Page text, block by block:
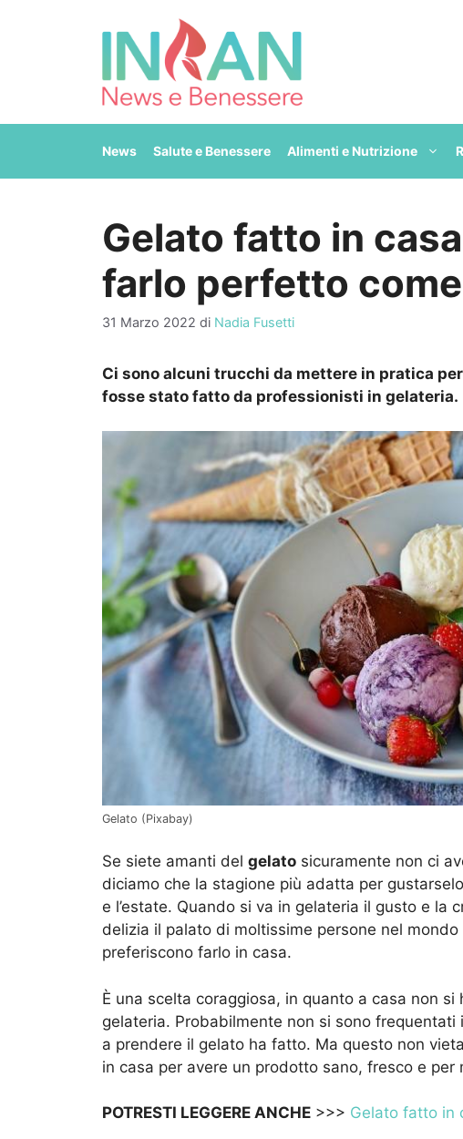
News Salute e Benessere Alimenti e Nutrizione
Gelato fatto in
farlo perfetto
31 Marzo 2022 di Nadia Fusetti
Ci sono alcuni trucchi da mettere in pratica
fosse stato fatto da professionisti in gelateria.
Gelato (Pixabay)
Se siete amanti del gelato sicuramente non ci
diciamo che la stagione più adatta per
e l’estate. Quando si va in gelateria il gusto e la
delizia il palato di moltissime persone nel
preferiscono farlo in casa.
È una scelta coraggiosa, in quanto a casa non
gelateria. Probabilmente non si sono
a prendere il gelato ha fatto. Ma questo non
in casa per avere un prodotto sano, fresco e per
POTRESTI LEGGERE ANCHE >>> Gelato fatto in